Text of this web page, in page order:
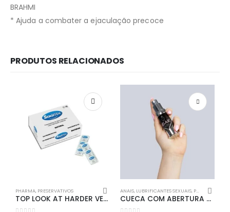
BRAHMI
* Ajuda a combater a ejaculação precoce
PRODUTOS RELACIONADOS
PHARMA, PRESERVATIVOS
TOP LOOK AT HARDER VERMELHO LOCKER GEAR – 42 XL
ANAIS, LUBRIFICANTES SEXUAIS, PHARMA
CUECA COM ABERTURA NA VIRILHA TOO HOT TO BE REAL PENTHOUSE BORDÔ
Redes Sociais
Métodos de Pagamento